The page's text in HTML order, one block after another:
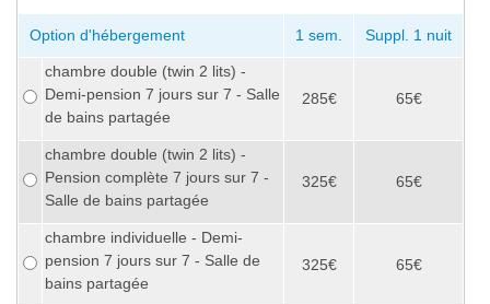
Option d'hébergement 1 sem. Suppl. 1 nuit
chambre double (twin 2 lits) -
Demi-pension 7 jours sur 7 - Salle
de bains partagée
285€ 65€
chambre double (twin 2 lits) -
Pension complète 7 jours sur 7 -
Salle de bains partagée
325€ 65€
chambre individuelle - Demi-
pension 7 jours sur 7 - Salle de
bains partagée
325€ 65€